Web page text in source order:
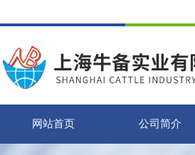
网站首页 公司简介